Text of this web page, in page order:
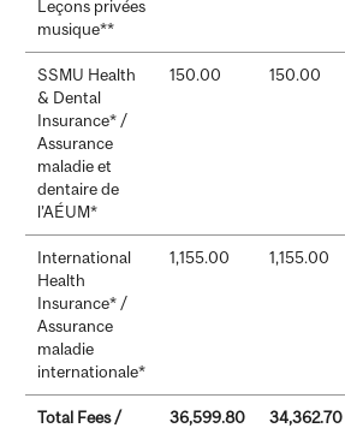
Leçons privées
musique**
SSMU Health
& Dental
Insurance* /
Assurance
maladie et
dentaire de
l’AÉUM*
150.00 150.00
International
Health
Insurance* /
Assurance
maladie
internationale*
1,155.00 1,155.00
Total Fees /
36,599.80 34,362.70